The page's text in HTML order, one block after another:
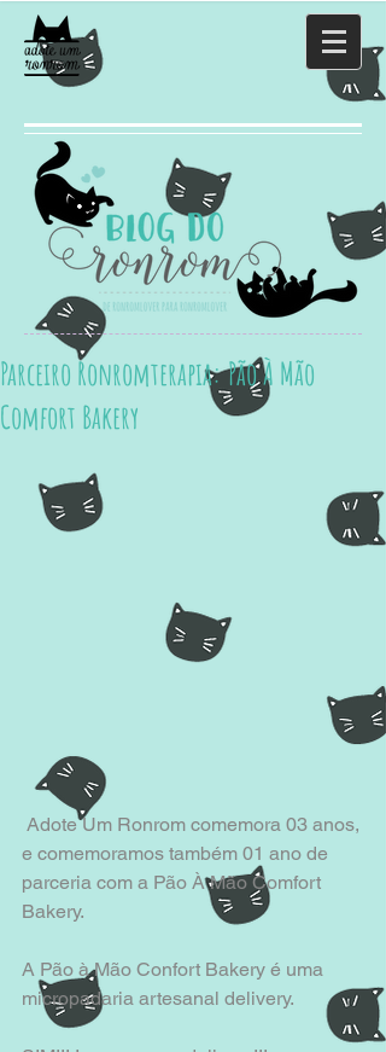
Parceiro Ronromterapia: Pão À Mão
Comfort Bakery
e comemoramos também 01 ano de
parceria com a Pão À Mão Comfort
Bakery.
A Pão à Mão Confort Bakery é uma
micropadaria artesanal delivery.